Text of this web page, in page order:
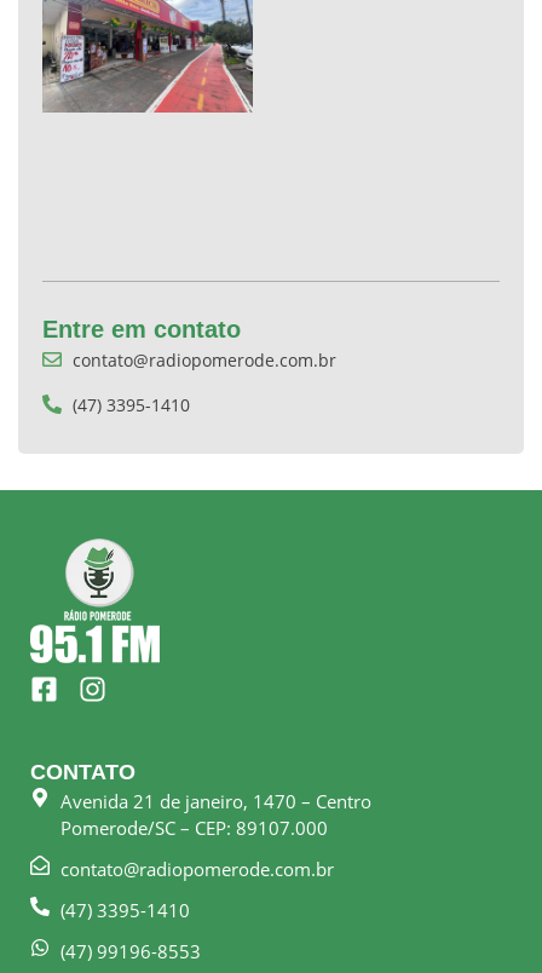
Entre em contato
contato@radiopomerode.com.br
(47) 3395-1410
F
a
e
b
o
k
s
q
I
n
t
a
g
r
a
m
CONTATO
Avenida 21 de janeiro, 1470 – Centro
Pomerode/SC – CEP: 89107.000
contato@radiopomerode.com.br
(47) 3395-1410
(47) 99196-8553